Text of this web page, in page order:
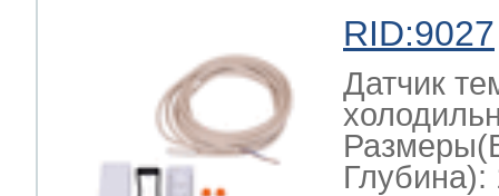
RID:9027
Датчик
Глубина):